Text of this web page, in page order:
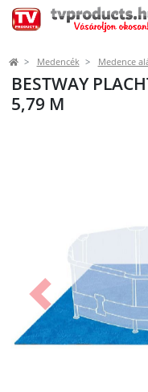
Medencék Medence
BESTWAY
5,79 M
Előző